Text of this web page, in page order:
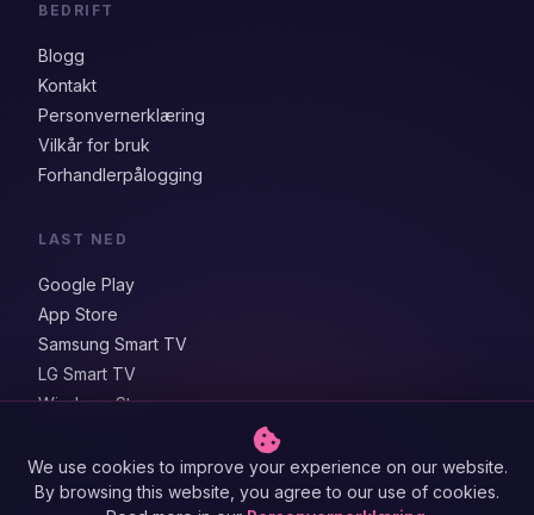
BEDRIFT
Blogg
Kontakt
Personvernerklæring
Vilkår for bruk
Forhandlerpålogging
LAST NED
Google Play
App Store
Samsung Smart TV
LG Smart TV
Windows Store
We use cookies to improve your experience on our website.
By browsing this website, you agree to our use of cookies.